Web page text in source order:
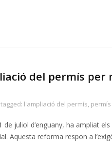
del permís
tagged: l'ampliació del permís,
juliol d’enguany, ha ampliat
Aquesta reforma respon a